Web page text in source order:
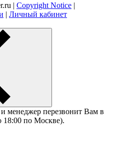
| Copyright Notice |
| Личный кабинет
менеджер перезвонит Вам в
18:00 по Москве).